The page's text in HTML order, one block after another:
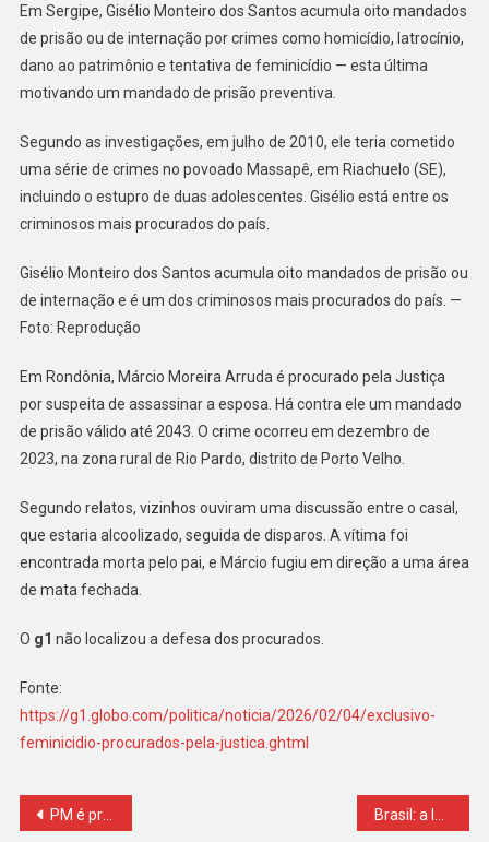
Em Sergipe, Gisélio Monteiro dos Santos acumula oito mandados
de prisão ou de internação por crimes como homicídio, latrocínio,
dano ao patrimônio e tentativa de feminicídio — esta última
motivando um mandado de prisão preventiva.
Segundo as investigações, em julho de 2010, ele teria cometido
uma série de crimes no povoado Massapê, em Riachuelo (SE),
incluindo o estupro de duas adolescentes. Gisélio está entre os
criminosos mais procurados do país.
Gisélio Monteiro dos Santos acumula oito mandados de prisão ou
de internação e é um dos criminosos mais procurados do país. —
Foto: Reprodução
Em Rondônia, Márcio Moreira Arruda é procurado pela Justiça
por suspeita de assassinar a esposa. Há contra ele um mandado
de prisão válido até 2043. O crime ocorreu em dezembro de
2023, na zona rural de Rio Pardo, distrito de Porto Velho.
Segundo relatos, vizinhos ouviram uma discussão entre o casal,
que estaria alcoolizado, seguida de disparos. A vítima foi
encontrada morta pelo pai, e Márcio fugiu em direção a uma área
de mata fechada.
O g1 não localizou a defesa dos procurados.
Fonte:
https://g1.globo.com/politica/noticia/2026/02/04/exclusivo-
feminicidio-procurados-pela-justica.ghtml
Navegação
PM é preso dentro de batalhão por roubo, estupro e extorsão